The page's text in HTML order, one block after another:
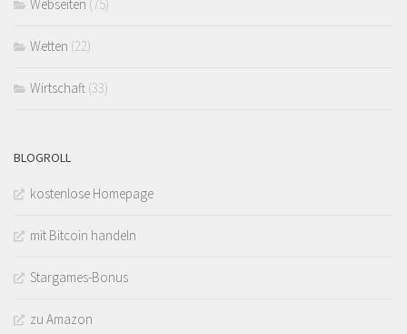
Webseiten (75)
Wetten (22)
Wirtschaft (33)
BLOGROLL
kostenlose Homepage
mit Bitcoin handeln
Stargames-Bonus
zu Amazon